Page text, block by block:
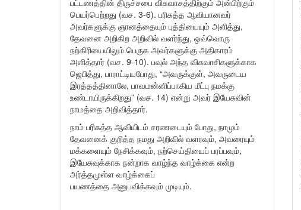
பட்டணத்தின் திருச்சபை விசுவாசத்திற்கும் அன்பிற்கும்
பெயர்பெற்றது (வச. 3-6). பரிசுத்த ஆவியானவர்
அவர்களுக்கு ஞானத்தையும் புத்தியையும் அளித்து,
தேவனை அறிகிற அறிவில் வளர்ந்து, ஒவ்வொரு
நற்கிரியையிலும் பெருக அவர்களுக்கு அதிகாரம்
அளித்தார் (வச. 9-10). பவுல் அந்த விசுவாசிகளுக்காக
ஜெபித்து, பாராட்டியபோது, “அவருக்குள், அவருடைய
இரத்தத்தினாலே, பாவமன்னிப்பாகிய மீட்பு நமக்கு
உண்டாயிருக்கிறது” (வச. 14) என்று அவர் இயேசுவின்
நாமத்தை அறிவித்தார்.
நாம் பரிசுத்த ஆவியிடம் சரணடையும் போது, நாமும்
தேவனைக் குறித்த நமது அறிவில் வளரவும், அவரையும்
மக்களையும் நேசிக்கவும், நற்செய்தியைப் பரப்பவும்,
இயேசுவுக்காக நன்றாக வாழ்ந்த வாழ்க்கை என்ற
அர்த்தமுள்ள வாழ்க்கைப்
பயணத்தை அனுபவிக்கவும் முடியும்.